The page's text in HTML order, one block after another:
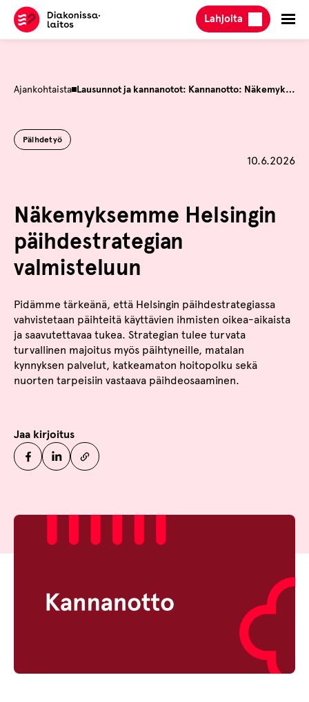
Hyppää
sisältöön
Lahjoita
Ajankohtaista Lausunnot ja kannanotot: Kannanotto: Näkemyksemme Helsingin päihdestrategian valmisteluun
Päihdetyö
Julkaistu
10.6.2026
Näkemyksemme Helsingin
päihdestrategian
valmisteluun
Pidämme tärkeänä, että Helsingin päihdestrategiassa
vahvistetaan päihteitä käyttävien ihmisten oikea-aikaista
ja saavutettavaa tukea. Strategian tulee turvata
turvallinen majoitus myös päihtyneille, matalan
kynnyksen palvelut, katkeamaton hoitopolku sekä
nuorten tarpeisiin vastaava päihdeosaaminen.
Jaa kirjoitus